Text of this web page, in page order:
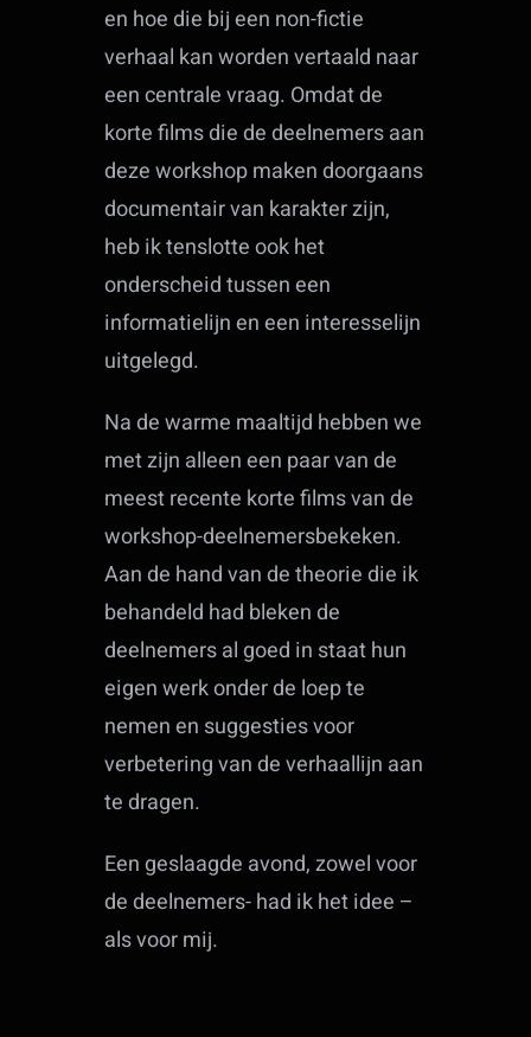
en hoe die bij een non-fictie
verhaal kan worden vertaald naar
een centrale vraag. Omdat de
korte films die de deelnemers aan
deze workshop maken doorgaans
documentair van karakter zijn,
heb ik tenslotte ook het
onderscheid tussen een
informatielijn en een interesselijn
uitgelegd.
Na de warme maaltijd hebben we
met zijn alleen een paar van de
meest recente korte films van de
workshop-deelnemersbekeken.
Aan de hand van de theorie die ik
behandeld had bleken de
deelnemers al goed in staat hun
eigen werk onder de loep te
nemen en suggesties voor
verbetering van de verhaallijn aan
te dragen.
Een geslaagde avond, zowel voor
de deelnemers- had ik het idee –
als voor mij.